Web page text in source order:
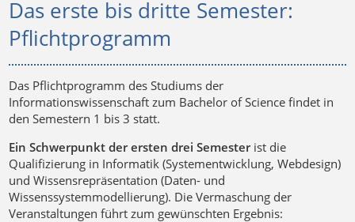
Das erste bis dritte Semester:
Pflichtprogramm
Das Pflichtprogramm des Studiums der
Informationswissenschaft zum Bachelor of Science findet in
den Semestern 1 bis 3 statt.
Ein Schwerpunkt der ersten drei Semesterist die
Qualifizierung in Informatik (Systementwicklung, Webdesign)
und Wissensrepräsentation (Daten- und
Wissenssystemmodellierung). Die Vermaschung der
Veranstaltungen führt zum gewünschten Ergebnis: